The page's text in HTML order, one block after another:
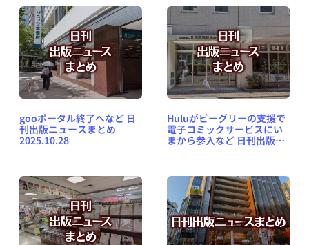
gooポータル終了へなど 日
刊出版ニュースまとめ
2025.10.28
Huluがビーグリーの支援で
電子コミックサービスにい
まから参入など 日刊出版ニ